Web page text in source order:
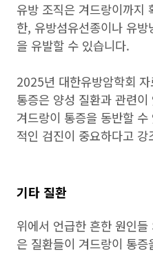
유방 조직은 겨드랑이까지
한, 유방섬유선종이나 유
을 유발할 수 있습니다.
2025년 대한유방암학회
통증은 양성 질환과 관련
겨드랑이 통증을 동반할
적인 검진이 중요하다고 강
기타 질환
위에서 언급한 흔한 원인
은 질환들이 겨드랑이 통